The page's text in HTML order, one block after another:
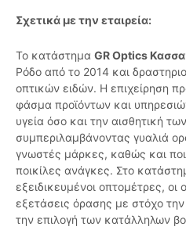
Σχετικά με την εταιρεία:
Το κατάστημα GR Optics
Ρόδο από το 2014 και
οπτικών ειδών. Η επιχείρηση
φάσμα προϊόντων και
υγεία όσο και την αισθητική
συμπεριλαμβάνοντας γυαλιά
γνωστές μάρκες, καθώς και
ποικίλες ανάγκες. Στο
εξειδικευμένοι οπτομέτρες, οι
εξετάσεις όρασης με στόχο
την επιλογή των κατάλληλων